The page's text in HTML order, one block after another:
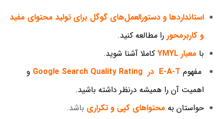
استانداردها و دستورالعمل‌های گوگل برای تولید محتوای مفید
و کاربرمحور را مطالعه کنید.
با معیار YMYL
کاملا آشنا شوید.
مفهوم E-A-T در Google Search Quality Rating
و
اهمیت آن را همیشه درنظر داشته باشید.
حواستان به محتواهای کپی و تکراری باشد.